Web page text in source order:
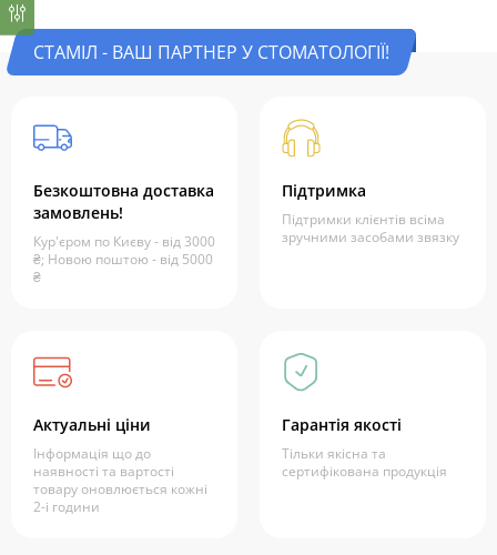
СТАМІЛ - ВАШ ПАРТНЕР У СТОМАТОЛОГІЇ!
Безкоштовна доставка
замовлень!
Кур'єром по Києву - від 3000
₴; Новою поштою - від 5000
₴
Підтримка
Підтримки клієнтів всіма
зручними засобами звязку
Актуальні ціни
Інформація що до
наявності та вартості
товару оновлюється кожні
2-і години
Гарантія якості
Тільки якісна та
сертифікована продукція